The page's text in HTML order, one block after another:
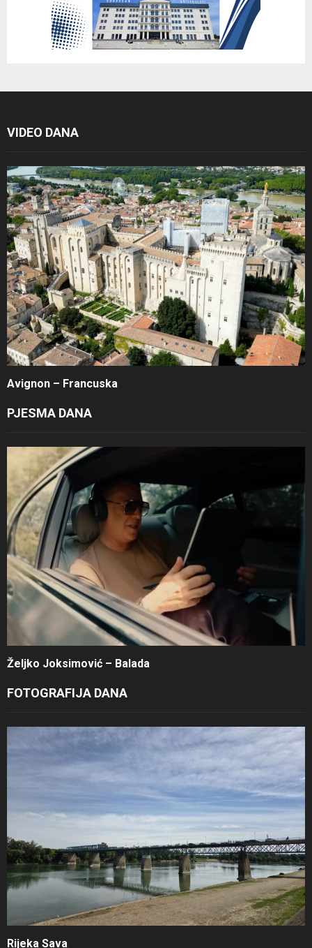
VIDEO DANA
Avignon – Francuska
PJESMA DANA
Željko Joksimović – Balada
FOTOGRAFIJA DANA
Rijeka Sava